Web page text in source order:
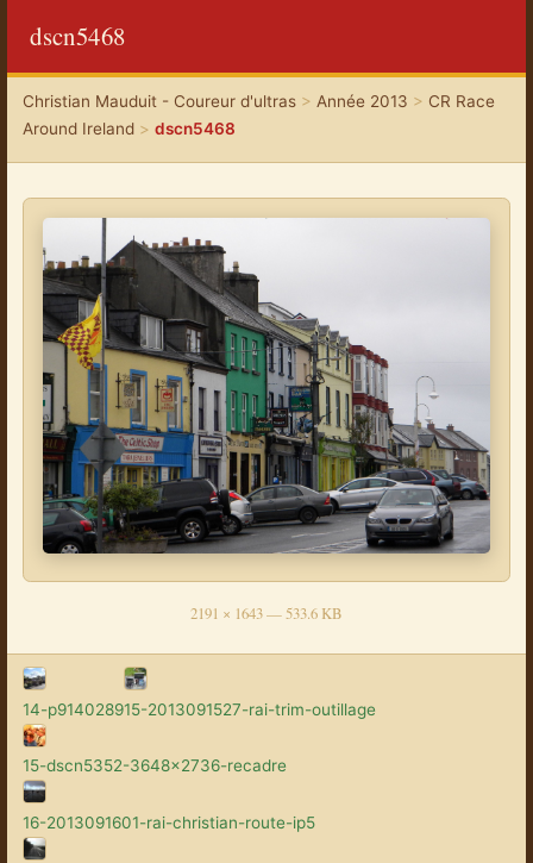
dscn5468
Christian Mauduit - Coureur d'ultras> Année 2013 > CR Race
Around Ireland> dscn5468
2191 × 1643 — 533.6 KB
14-p914028915-2013091527-rai-trim-outillage
15-dscn5352-3648x2736-recadre
16-2013091601-rai-christian-route-ip5